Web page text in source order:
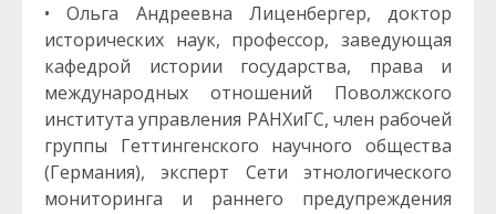
• Ольга Андреевна Лиценбергер, доктор
исторических наук, профессор, заведующая
кафедрой истории государства, права и
международных отношений Поволжского
института управления РАНХиГС, член рабочей
группы Геттингенского научного общества
(Германия), эксперт Сети этнологического
мониторинга и раннего предупреждения